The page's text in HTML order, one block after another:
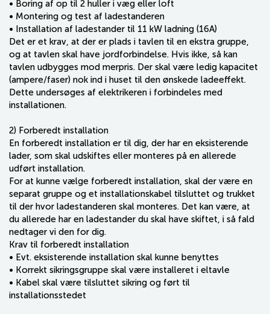
• Boring af op til 2 huller i væg eller loft
• Montering og test af ladestanderen
• Installation af ladestander til 11 kW ladning (16A)
Det er et krav, at der er plads i tavlen til en ekstra gruppe,
og at tavlen skal have jordforbindelse. Hvis ikke, så kan
tavlen udbygges mod merpris. Der skal være ledig kapacitet
(ampere/faser) nok ind i huset til den ønskede ladeeffekt.
Dette undersøges af elektrikeren i forbindeles med
installationen.
2) Forberedt installation
En forberedt installation er til dig, der har en eksisterende
lader, som skal udskiftes eller monteres på en allerede
udført installation.
For at kunne vælge forberedt installation, skal der være en
separat gruppe og et installationskabel tilsluttet og trukket
til der hvor ladestanderen skal monteres. Det kan være, at
du allerede har en ladestander du skal have skiftet, i så fald
nedtager vi den for dig.
Krav til forberedt installation
• Evt. eksisterende installation skal kunne benyttes
• Korrekt sikringsgruppe skal være installeret i eltavle
• Kabel skal være tilsluttet sikring og ført til
installationsstedet